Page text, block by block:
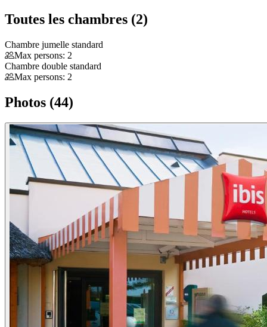
Toutes les chambres (2)
Chambre jumelle standard
Max persons: 2
Chambre double standard
Max persons: 2
Photos (44)